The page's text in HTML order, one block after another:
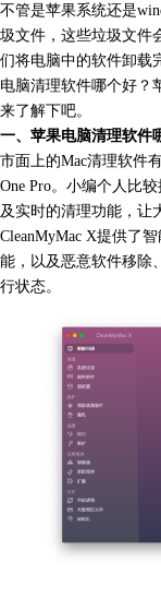
不管是苹果系统还是
圾文件，这些垃圾文件
们将电脑中的软件卸载
电脑清理软件哪个好？
来了解下吧。
一、苹果电脑清理软件
市面上的Mac清理软件
One Pro。小编个人比
及实时的清理功能，让
CleanMyMac X提供了
能，以及恶意软件移除
行状态。